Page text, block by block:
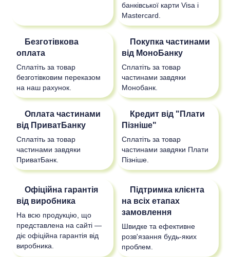
банківської карти Visa і
Mastercard.
Безготівкова
оплата
Сплатіть за товар
безготівковим переказом
на наш рахунок.
Покупка частинами
від МоноБанку
Сплатіть за товар
частинами завдяки
Монобанк.
Оплата частинами
від ПриватБанку
Сплатіть за товар
частинами завдяки
ПриватБанк.
Кредит від "Плати
Пізніше"
Сплатіть за товар
частинами завдяки Плати
Пізніше.
Офіційна гарантія
від виробника
На всю продукцію, що
представлена на сайті —
діє офіційна гарантія від
виробника.
Підтримка клієнта
на всіх етапах
замовлення
Швидке та ефективне
розв'язання будь-яких
проблем.